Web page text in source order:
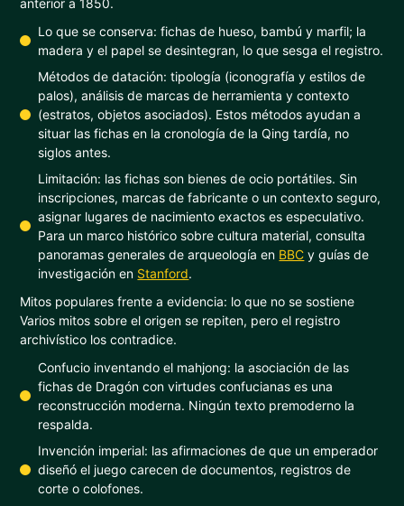
anterior a 1850.
Lo que se conserva: fichas de hueso, bambú y marfil; la
madera y el papel se desintegran, lo que sesga el registro.
Métodos de datación: tipología (iconografía y estilos de
palos), análisis de marcas de herramienta y contexto
(estratos, objetos asociados). Estos métodos ayudan a
situar las fichas en la cronología de la Qing tardía, no
siglos antes.
Limitación: las fichas son bienes de ocio portátiles. Sin
inscripciones, marcas de fabricante o un contexto seguro,
asignar lugares de nacimiento exactos es especulativo.
Para un marco histórico sobre cultura material, consulta
panoramas generales de arqueología en BBC y guías de
investigación en Stanford.
Mitos populares frente a evidencia: lo que no se sostiene
Varios mitos sobre el origen se repiten, pero el registro
archivístico los contradice.
Confucio inventando el mahjong: la asociación de las
fichas de Dragón con virtudes confucianas es una
reconstrucción moderna. Ningún texto premoderno la
respalda.
Invención imperial: las afirmaciones de que un emperador
diseñó el juego carecen de documentos, registros de
corte o colofones.